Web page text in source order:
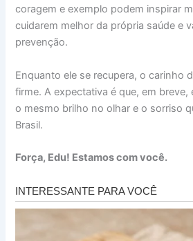
coragem e exemplo podem inspirar
cuidarem melhor da própria saúde e
prevenção.
Enquanto ele se recupera, o carinho
firme. A expectativa é que, em breve,
o mesmo brilho no olhar e o sorriso
Brasil.
Força, Edu! Estamos com você.